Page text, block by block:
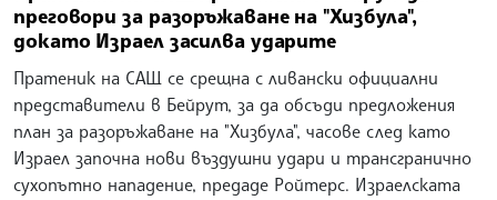
преговори за разоръжаване на "Хизбула",
докато Израел засилва ударите
Пратеник на САЩ се срещна с ливански официални
представители в Бейрут, за да обсъди предложения
план за разоръжаване на "Хизбула", часове след като
Израел започна нови въздушни удари и трансгранично
сухопътно нападение, предаде Ройтерс. Израелската